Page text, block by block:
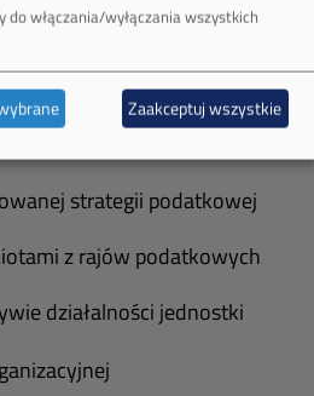
Górniczy Janina
Sobieski
strategii podatkowej
z rajów podatkowych
działalności jednostki
do włączania/wyłączania wszystkich
Zaakceptuj wszystkie